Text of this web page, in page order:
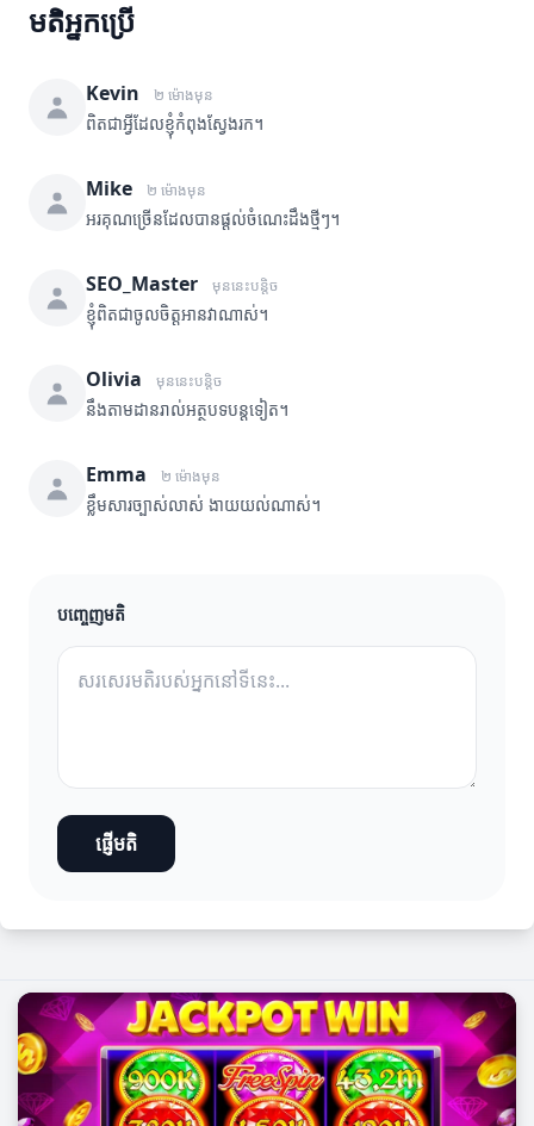
មតិអ្នកប្រើ
Kevin ២ ម៉ោងមុន
ពិតជាអ្វីដែលខ្ញុំកំពុងស្វែងរក។
Mike ២ ម៉ោងមុន
អរគុណច្រើនដែលបានផ្តល់ចំណេះដឹងថ្មីៗ។
SEO_Master មុននេះបន្តិច
ខ្ញុំពិតជាចូលចិត្តអានវាណាស់។
Olivia មុននេះបន្តិច
នឹងតាមដានរាល់អត្ថបទបន្តទៀត។
Emma ២ ម៉ោងមុន
ខ្លឹមសារច្បាស់លាស់ ងាយយល់ណាស់។
បញ្ចេញមតិ
ផ្ញើមតិ